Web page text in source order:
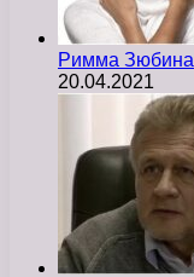
Римма Зюбина
20.04.2021